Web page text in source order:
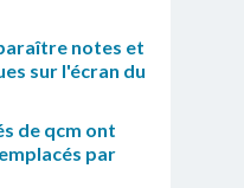
notes et
sur l'écran du
de qcm ont
par